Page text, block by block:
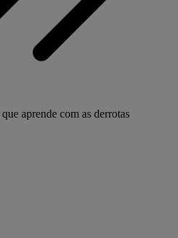
aprende com as derrotas